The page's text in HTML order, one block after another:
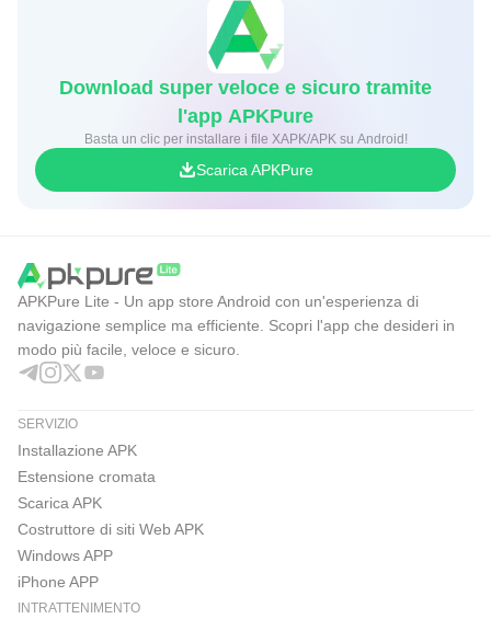
Download super veloce e sicuro tramite
l'app APKPure
Basta un clic per installare i file XAPK/APK su Android!
Scarica APKPure
APKPure Lite - Un app store Android con un'esperienza di
navigazione semplice ma efficiente. Scopri l'app che desideri in
modo più facile, veloce e sicuro.
SERVIZIO
Installazione APK
Estensione cromata
Scarica APK
Costruttore di siti Web APK
Windows APP
iPhone APP
INTRATTENIMENTO